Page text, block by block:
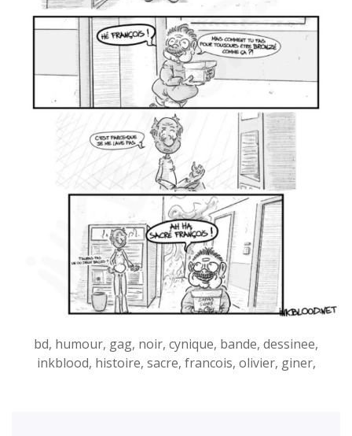
bd, humour, gag, noir, cynique, bande, dessinee,
inkblood, histoire, sacre, francois, olivier, giner,